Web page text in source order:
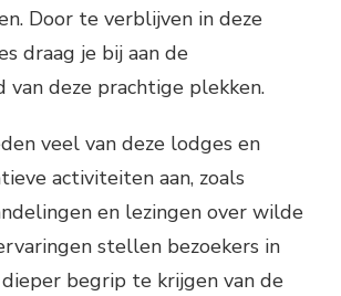
Door te verblijven in deze
draag je bij aan de
van deze prachtige plekken.
veel van deze lodges en
activiteiten aan, zoals
en lezingen over wilde
stellen bezoekers in
begrip te krijgen van de